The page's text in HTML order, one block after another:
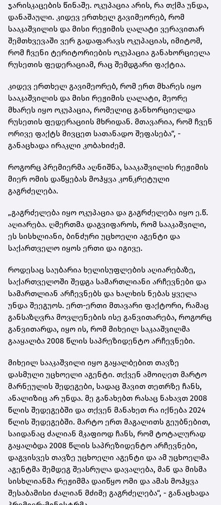
ჯარისკაცების წინაშე. ოკუპაცია არის, რა თქმა უნდა,
დანაშაული. კიდევ ერთხელ გავიმეორებ, რომ
სააკაშვილის და მისი რეჟიმის ღალატი ვერავითარ
შემთხვევაში ვერ გადაფარავს ოკუპაციას, იმიტომ,
რომ ჩვენი ტერიტორიების ოკუპაცია განახორციელა
რუსეთის ფედერაციამ, რაც შემდგარი ფაქტია.
კიდევ ერთხელ გავიმეორებ, რომ ერთ მხარეს იყო
სააკაშვილის და მისი რეჟიმის ღალატი, მეორე
მხარეს იყო ოკუპაცია, რომელიც განხორციელდა
რუსეთის ფედერაციის მხრიდან. მთავარია, რომ ჩვენ
ორივე ფაქტს მივცეთ სათანადო შეფასება“, -
განაცხადა ირაკლი კობახიძემ.
როგორც პრემიერმა აღნიშნა, სააკაშვილის რეჟიმის
მიერ ომის დაწყებას მოჰყვა კონკრეტული
გაგრძელება.
„გაგრძელება იყო ოკუპაცია და გაგრძელება იყო ე.წ.
აღიარება. ღმერთმა დაგვიფაროს, რომ სააკაშვილი,
ეს სისხლიანი, ბინძური უცხოელი აგენტი და
საქართველო იყოს ერთი და იგივე.
როდესაც საუბარია ხელისუფლების აღიარებაზე,
საქართველოში შედგა სამართლიანი არჩევნები და
სამართლიან არჩევნებს და ხალხის ნებას ყველა
უნდა შეეგუოს. ერთ-ერთი მთავარი ფაქტორი, რამაც
განსაზღვრა მოვლენების ისე განვითარება, როგორც
განვითარდა, იყო ის, რომ მიხეილ საკააშვილმა
გააყალბა 2008 წლის საპრეზიდენტო არჩევნები.
მიხეილ სააკაშვილი იყო გაყალბებით თავზე
დასმული უცხოელი აგენტი. თქვენ ამოიღეთ მარტო
მარნეულის შედეგები, სადაც შავით თეთრზე ჩანს,
ანალიზიც არ უნდა. მე განახებთ რასაც ნახავთ 2008
წლის შედეგებში და თქვენ მანახეთ რა იქნება 2024
წლის შედეგებში. მარტო ერთ მაგალითს გეუბნებით,
საიდანაც ძალიან მკაფიოდ ჩანს, რომ ტოტალურად
გაყალბდა 2008 წლის საპრეზიდენტო არჩევნები,
დაგვისვეს თავზე უცხოელი აგენტი და ამ უცხოელმა
აგენტმა შემდეგ შეასრულა დავალება, მან და მისმა
სისხლიანმა რეჟიმმა დაიწყო ომი და ამას მოჰყვა
შესაბამისი ძალიან მძიმე გაგრძელება“, - განაცხადა